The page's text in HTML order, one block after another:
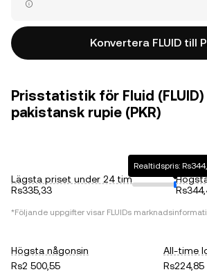
Konvertera FLUID till
Prisstatistik för Fluid
pakistansk rupie (PKR)
Lägsta priset under 24 tim
Rs335,33
Realtidspris:
*Följande uppgifter visar FLUIDs
Högsta någonsin
Rs2 500,55
All-time
Rs224,85